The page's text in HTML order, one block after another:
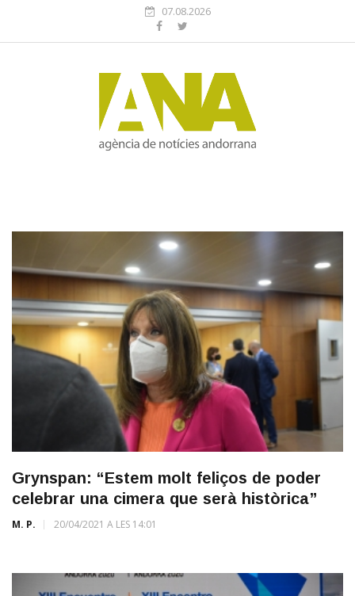
07.08.2026
Grynspan: “Estem molt feliços de poder
celebrar una cimera que serà històrica”
M. P. 20/04/2021 A LES 14:01